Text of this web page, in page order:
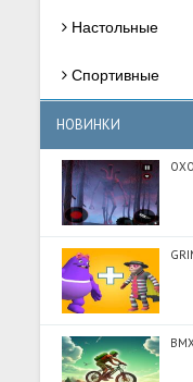
Настольные
Спортивные
НОВИНКИ